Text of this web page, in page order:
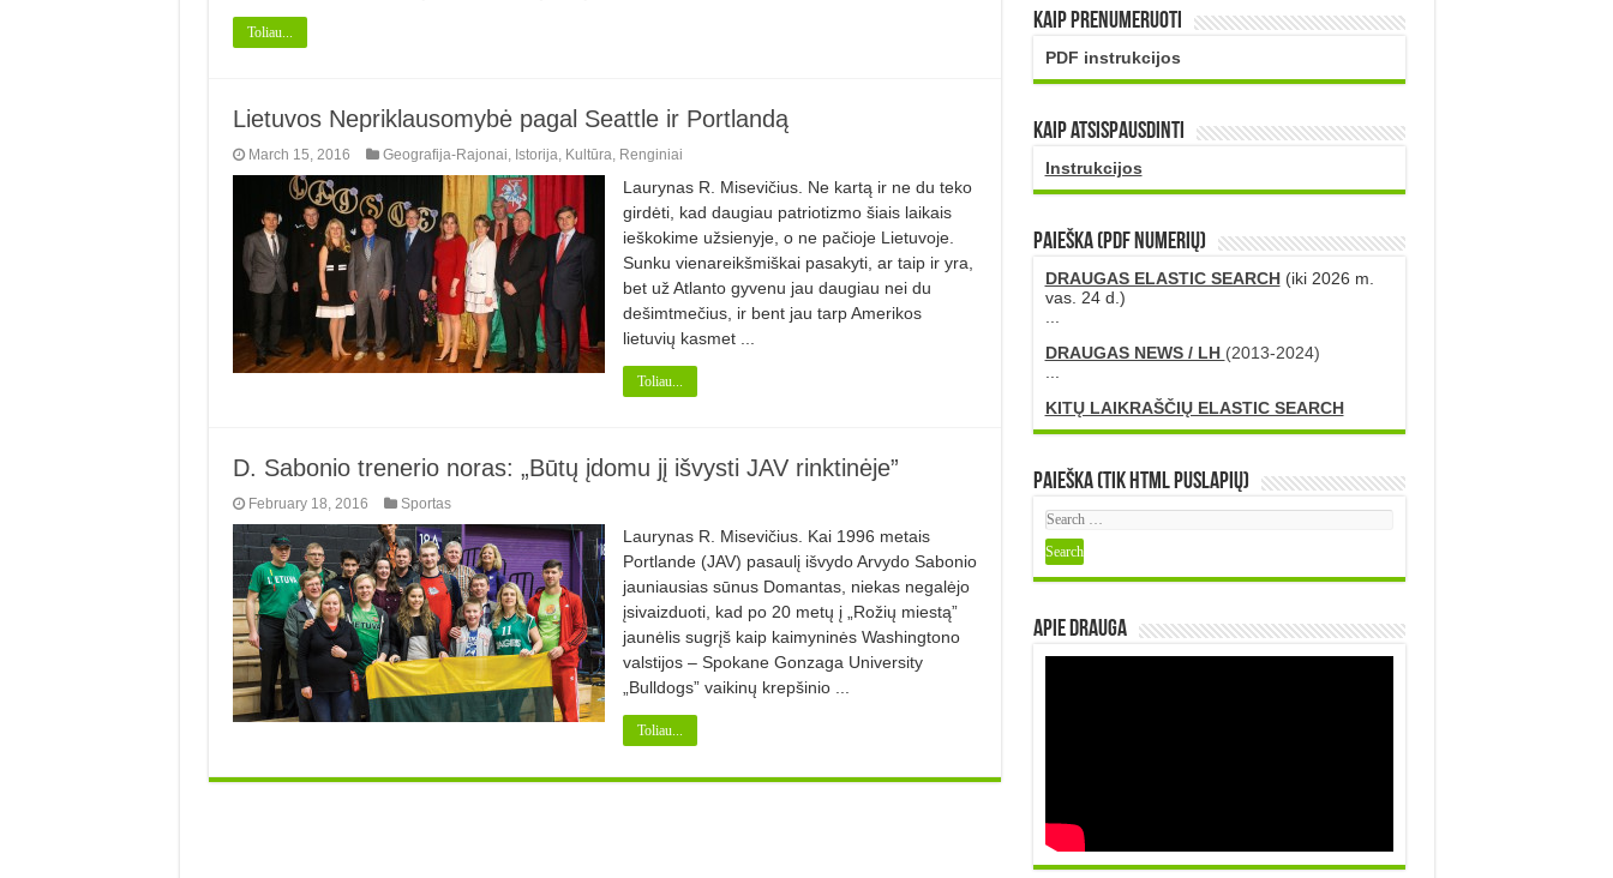
Toliau...
Lietuvos Nepriklausomybė pagal Seattle ir Portlandą
March 15, 2016 Geografija-Rajonai Istorija Kultūra Renginiai
Laurynas R. Misevičius. Ne kartą ir ne du teko
girdėti, kad daugiau patriotizmo šiais laikais
ieškokime užsienyje, o ne pačioje Lietuvoje.
Sunku vienareikšmiškai pasakyti, ar taip ir yra,
bet už Atlanto gyvenu jau daugiau nei du
dešimtmečius, ir bent jau tarp Amerikos
lietuvių kasmet ...
Toliau...
D. Sabonio trenerio noras: „Būtų įdomu jį išvysti JAV rinktinėje”
February 18, 2016 Sportas
Laurynas R. Misevičius. Kai 1996 metais
Portlande (JAV) pasaulį išvydo Arvydo Sabonio
jauniausias sūnus Domantas, niekas negalėjo
įsivaizduoti, kad po 20 metų į „Rožių miestą”
jaunėlis sugrįš kaip kaimyninės Washingtono
valstijos – Spokane Gonzaga University
„Bulldogs” vaikinų krepšinio ...
Toliau...
Kaip prenumeruoti
PDF instrukcijos
Kaip atsispausdinti
Instrukcijos
PAIEŠKA (PDF numerių)
DRAUGAS ELASTIC SEARCH(iki 2026 m.
vas. 24 d.)
...
DRAUGAS NEWS / LH (2013-2024)
...
KITŲ LAIKRAŠČIŲ ELASTIC SEARCH
Paieška (tik HTML puslapių)
Apie DRAUGA